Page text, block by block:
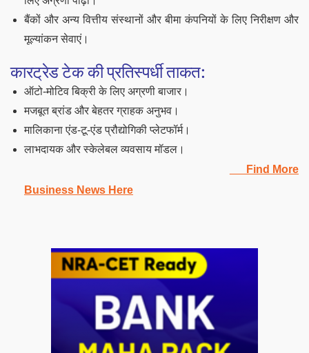
बैंकों और अन्य वित्तीय संस्थानों और बीमा कंपनियों के लिए निरीक्षण और
मूल्यांकन सेवाएं।
कारट्रेड टेक की प्रतिस्पर्धी ताकत:
ऑटो-मोटिव बिक्री के लिए अग्रणी बाजार।
मजबूत ब्रांड और बेहतर ग्राहक अनुभव।
मालिकाना एंड-टू-एंड प्रौद्योगिकी प्लेटफॉर्म।
लाभदायक और स्केलेबल व्यवसाय मॉडल।
Find More
Business News Here